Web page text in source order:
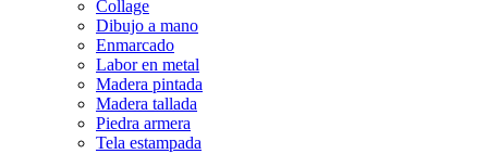
Collage
Dibujo a mano
Enmarcado
Labor en metal
Madera pintada
Madera tallada
Piedra armera
Tela estampada